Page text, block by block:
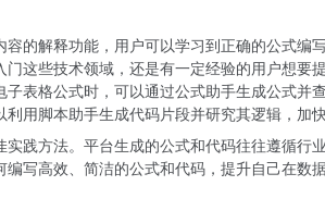
容的解释功能，用户可以学习到正确的公式编
门这些技术领域，还是有一定经验的用户想要
子表格公式时，可以通过公式助手生成公式并
利用脚本助手生成代码片段并研究其逻辑，加快
实践方法。平台生成的公式和代码往往遵循行
编写高效、简洁的公式和代码，提升自己在数